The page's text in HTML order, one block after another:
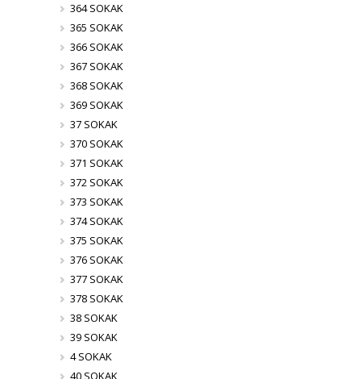
364 SOKAK
365 SOKAK
366 SOKAK
367 SOKAK
368 SOKAK
369 SOKAK
37 SOKAK
370 SOKAK
371 SOKAK
372 SOKAK
373 SOKAK
374 SOKAK
375 SOKAK
376 SOKAK
377 SOKAK
378 SOKAK
38 SOKAK
39 SOKAK
4 SOKAK
40 SOKAK